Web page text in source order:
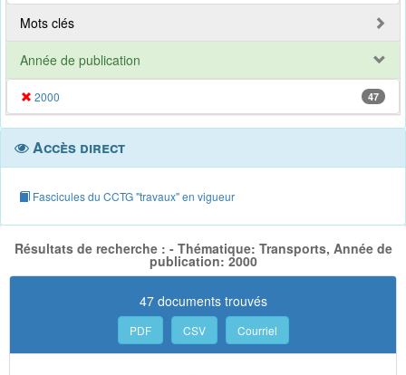
Mots clés
Année de publication
2000 47
Accès direct
Fascicules du CCTG "travaux" en vigueur
Résultats de recherche : - Thématique: Transports, Année de
publication: 2000
47 documents trouvés
PDF CSV Courriel